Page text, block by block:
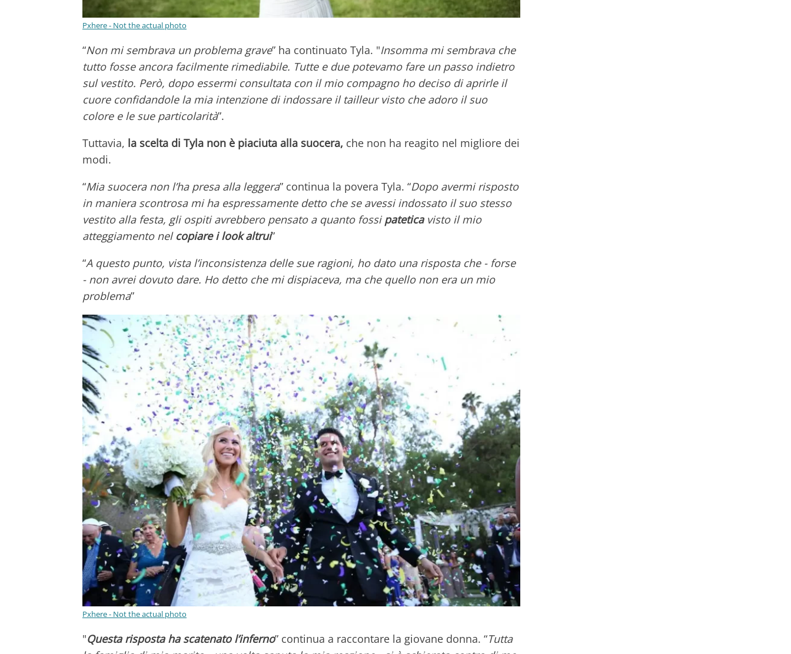
Pxhere - Not the actual photo
“Non mi sembrava un problema grave” ha continuato Tyla. "Insomma mi sembrava che
tutto fosse ancora facilmente rimediabile. Tutte e due potevamo fare un passo indietro
sul vestito. Però, dopo essermi consultata con il mio compagno ho deciso di aprirle il
cuore confidandole la mia intenzione di indossare il tailleur visto che adoro il suo
colore e le sue particolarità”.
Tuttavia, la scelta di Tyla non è piaciuta alla suocera, che non ha reagito nel migliore dei
modi.
“Mia suocera non l’ha presa alla leggera” continua la povera Tyla. “Dopo avermi risposto
in maniera scontrosa mi ha espressamente detto che se avessi indossato il suo stesso
vestito alla festa, gli ospiti avrebbero pensato a quanto fossipateticavisto il mio
atteggiamento nel copiare i look altrui”
“A questo punto, vista l’inconsistenza delle sue ragioni, ho dato una risposta che - forse
- non avrei dovuto dare. Ho detto che mi dispiaceva, ma che quello non era un mio
problema”
Pxhere - Not the actual photo
"Questa risposta ha scatenato l’inferno” continua a raccontare la giovane donna. “Tutta